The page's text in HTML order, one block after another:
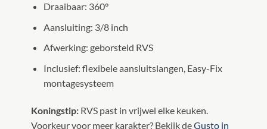
Draaibaar: 360°
Aansluiting: 3/8 inch
Afwerking: geborsteld RVS
Inclusief: flexibele aansluitslangen, Easy-Fix
montagesysteem
Koningstip:RVS past in vrijwel elke keuken.
Voorkeur voor meer karakter? Bekijk deGusto in